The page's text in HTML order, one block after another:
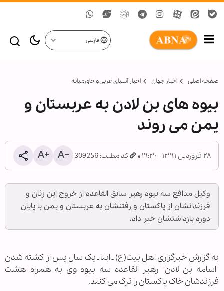
فارسی
صفحه اصلی اخبار جهان اخبار آسیای غربی و خاورمیانه
بیوه های بن لادن به عربستان و
یمن می روند
۲۸ فروردین ۱۳۹۱ - ۱۹:۳۰ کد مطلب: 309256
وکیل مدافع سه بیوه رهبر سابق القاعده از خروج این زنان و
فرزندانشان از پاکستان و رفتنشان به عربستان و یمن با پایان
دوره بازداشتشان خبر داد.
به گزارش خبرگزاری اهل بیت(ع) ـ ابنا ـ یک سال پس از کشته شدن
"اسامه بن لادن" رهبر القاعده سه بیوه وی به همراه هشت
فرزندشان خاک پاکستان را ترک می کنند.